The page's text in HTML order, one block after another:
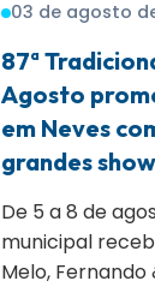
03 de agosto
87ª
Agosto
em Neves
grandes
De 5 a 8 de
municipal
Melo, Fernando